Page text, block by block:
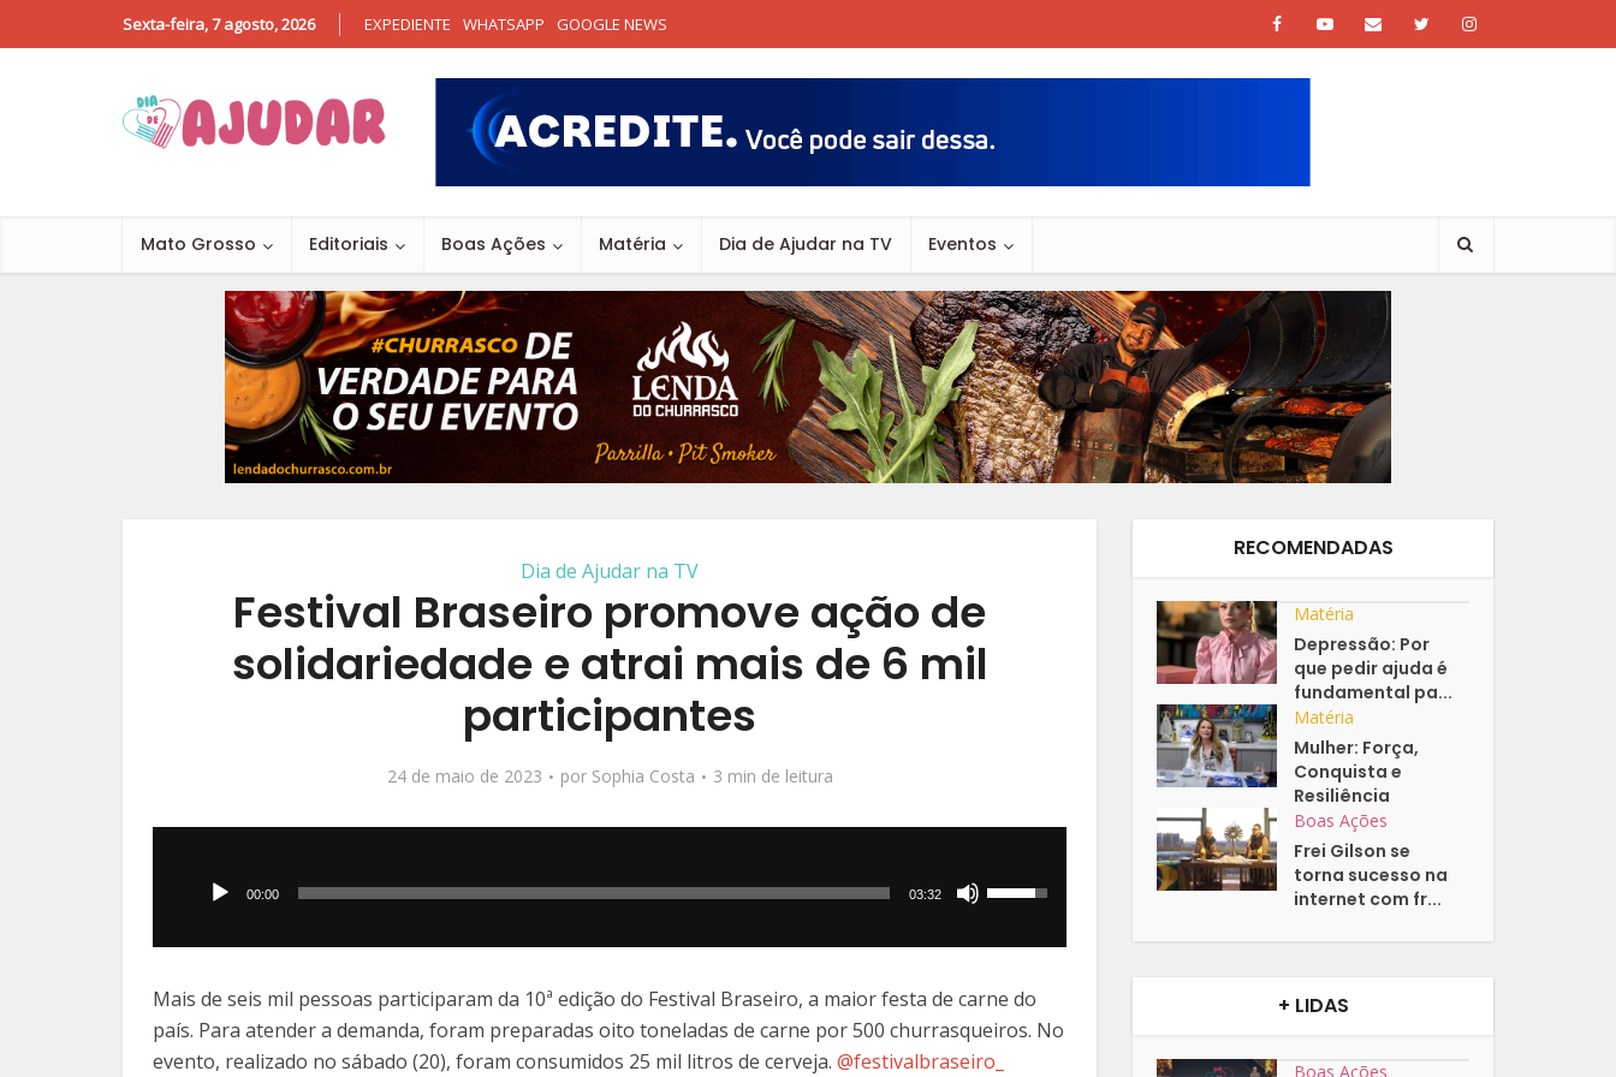
Sexta-feira, 7 agosto, 2026 EXPEDIENTE WHATSAPP GOOGLE NEWS
Mato Grosso Editoriais Boas Ações Matéria Dia de Ajudar na TV Eventos
Dia de Ajudar na TV
Festival Braseiro promove ação de
solidariedade e atrai mais de 6 mil
participantes
24 de maio de 2023 por Sophia Costa 3 min de leitura
00:00 03:32
setas
cima
ou
para
Mais de seis mil pessoas participaram da 10ª edição do Festival Braseiro, a maior festa de carne do
país. Para atender a demanda, foram preparadas oito toneladas de carne por 500 churrasqueiros. No
evento, realizado no sábado (20), foram consumidos 25 mil litros de cerveja. @festivalbraseiro_
RECOMENDADAS
Matéria
Depressão: Por
que pedir ajuda é
fundamental pa...
Matéria
Mulher: Força,
Conquista e
Resiliência
Boas Ações
Frei Gilson se
torna sucesso na
internet com fr...
+ LIDAS
Boas Ações